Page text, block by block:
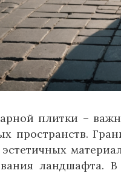
плитки –
пространств.
ландшафта. В